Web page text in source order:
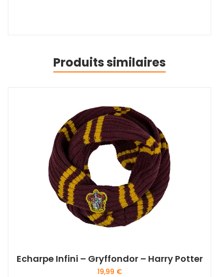
Produits similaires
Echarpe Infini – Gryffondor – Harry Potter
19,99 €